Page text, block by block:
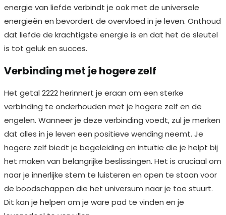
energie van liefde verbindt je ook met de universele
energieën en bevordert de overvloed in je leven. Onthoud
dat liefde de krachtigste energie is en dat het de sleutel
is tot geluk en succes.
Verbinding met je hogere zelf
Het getal 2222 herinnert je eraan om een sterke
verbinding te onderhouden met je hogere zelf en de
engelen. Wanneer je deze verbinding voedt, zul je merken
dat alles in je leven een positieve wending neemt. Je
hogere zelf biedt je begeleiding en intuïtie die je helpt bij
het maken van belangrijke beslissingen. Het is cruciaal om
naar je innerlijke stem te luisteren en open te staan voor
de boodschappen die het universum naar je toe stuurt.
Dit kan je helpen om je ware pad te vinden en je